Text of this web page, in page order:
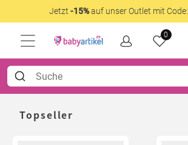
Jetzt -15%auf unser Outlet mit Code:
0
Topseller